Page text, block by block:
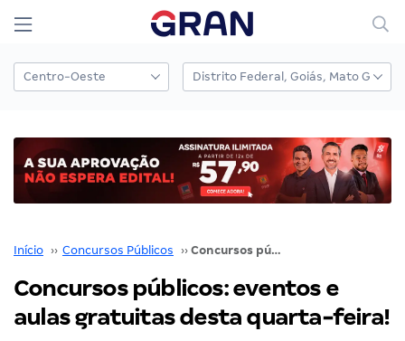
Início ›› Concursos Públicos ›› Concursos públicos: eventos e aulas gratuitas desta quarta-feira!
Concursos públicos: eventos e
aulas gratuitas desta quarta-feira!